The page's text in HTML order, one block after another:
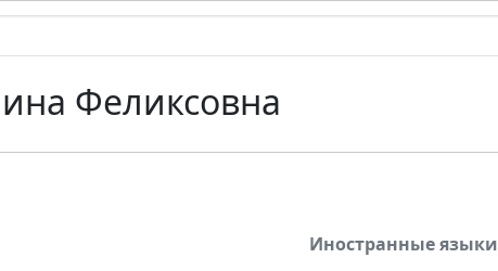
Феликсовна
Иностранные языки